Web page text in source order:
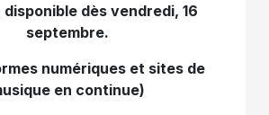
disponible dès vendredi, 16
septembre.
numériques et sites de
en continue)